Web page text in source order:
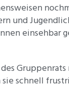
und
einsehbar
schnell